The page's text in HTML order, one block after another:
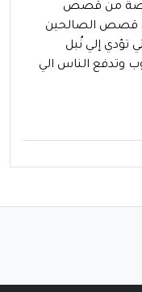
من قصص
قصص الصالحين
تؤدي إلي نُبل
وتدفع الناس الي